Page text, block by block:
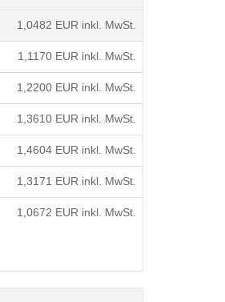
1,0482 EUR inkl. MwSt.
1,1170 EUR inkl. MwSt.
1,2200 EUR inkl. MwSt.
1,3610 EUR inkl. MwSt.
1,4604 EUR inkl. MwSt.
1,3171 EUR inkl. MwSt.
1,0672 EUR inkl. MwSt.